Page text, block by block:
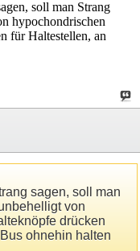
soll man Strang
hypochondrischen
für Haltestellen, an
sagen, soll man
von
drücken
ohnehin halten